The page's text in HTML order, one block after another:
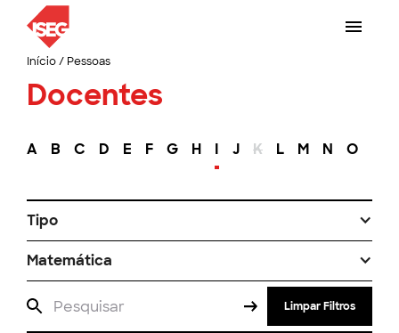
Início/ Pessoas
Docentes
A B C D E F G H I J K L M N O
Tipo
Matemática
Limpar Filtros